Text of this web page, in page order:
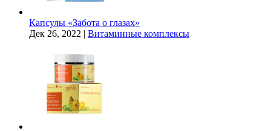
Капсулы «Забота о глазах»
Дек 26, 2022 | Витаминные комплексы